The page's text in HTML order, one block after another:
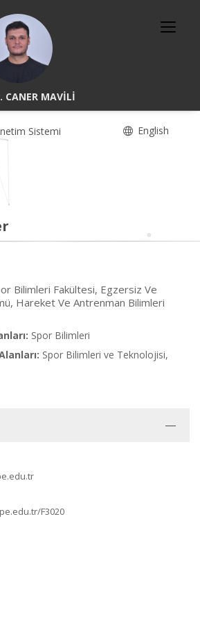
CANER MAVİLİ
Sistemi English
Bilimleri Fakültesi, Egzersiz Ve
Hareket Ve Antrenman Bilimleri
Spor Bilimleri
Spor Bilimleri ve Teknolojisi,
F3020